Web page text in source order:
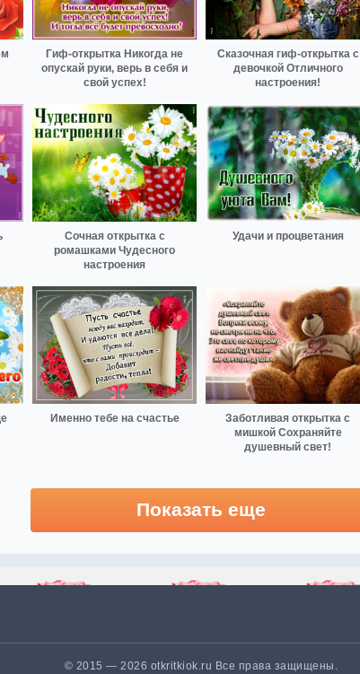
Гиф-открытка Никогда не
опускай руки, верь в себя и
свой успех!
Сказочная гиф-открытка с
девочкой Отличного
настроения!
Сочная открытка с
ромашками Чудесного
настроения
Удачи и процветания
Именно тебе на счастье
Заботливая открытка с
мишкой Сохраняйте
душевный свет!
Показать еще
© 2015 — 2026 otkritkiok.ru Все права защищены.